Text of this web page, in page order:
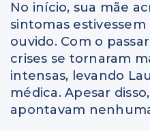
No início, sua mãe
sintomas
ouvido. Com o
crises se tornaram
intensas, levando
médica. Apesar
apontavam